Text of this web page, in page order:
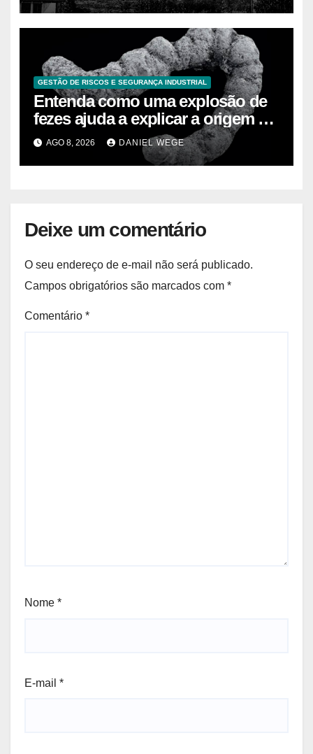
GESTÃO DE RISCOS E SEGURANÇA INDUSTRIAL
Entenda como uma explosão de
fezes ajuda a explicar a origem da
vida moderna
AGO 8, 2026 DANIEL WEGE
Deixe um comentário
O seu endereço de e-mail não será publicado.
Campos obrigatórios são marcados com *
Comentário *
Nome *
E-mail *